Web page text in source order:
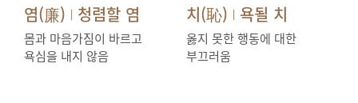
염(廉) | 청렴할 염
몸과 마음가짐이 바르고
욕심을 내지 않음
치(恥) | 욕될 치
옳지 못한 행동에 대한
부끄러움